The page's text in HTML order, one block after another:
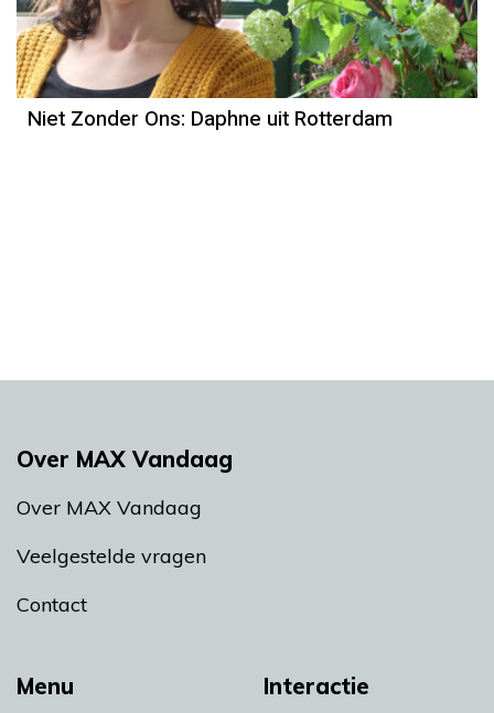
Niet Zonder Ons: Daphne uit Rotterdam
Menu Interactie
Over MAX Vandaag
Over MAX Vandaag
Veelgestelde vragen
Contact